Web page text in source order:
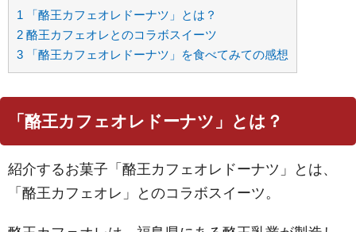
1 「酪王カフェオレドーナツ」とは？
2 酪王カフェオレとのコラボスイーツ
3 「酪王カフェオレドーナツ」を食べてみての感想
「酪王カフェオレドーナツ」とは？
紹介するお菓子「酪王カフェオレドーナツ」とは、
「酪王カフェオレ」とのコラボスイーツ。